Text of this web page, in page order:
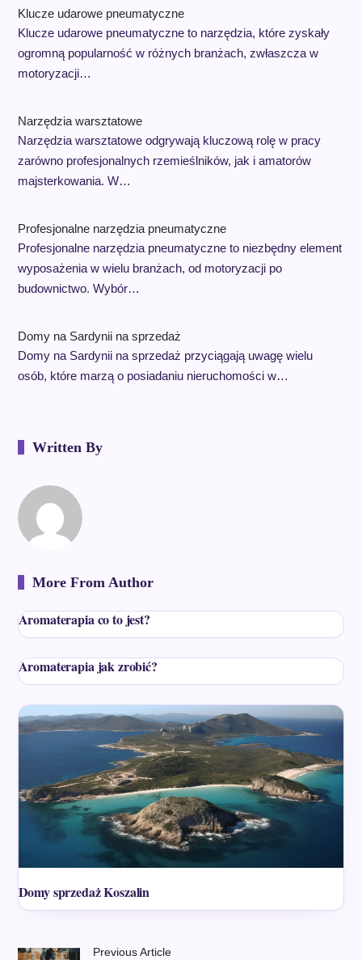
Klucze udarowe pneumatyczne
Klucze udarowe pneumatyczne to narzędzia, które zyskały
ogromną popularność w różnych branżach, zwłaszcza w
motoryzacji…
Narzędzia warsztatowe
Narzędzia warsztatowe odgrywają kluczową rolę w pracy
zarówno profesjonalnych rzemieślników, jak i amatorów
majsterkowania. W…
Profesjonalne narzędzia pneumatyczne
Profesjonalne narzędzia pneumatyczne to niezbędny element
wyposażenia w wielu branżach, od motoryzacji po
budownictwo. Wybór…
Domy na Sardynii na sprzedaż
Domy na Sardynii na sprzedaż przyciągają uwagę wielu
osób, które marzą o posiadaniu nieruchomości w…
Written By
More From Author
Aromaterapia co to jest?
Aromaterapia jak zrobić?
Domy sprzedaż Koszalin
Previous Article